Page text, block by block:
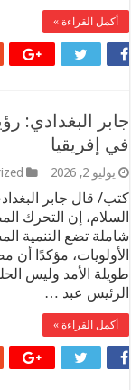
أكمل القراءة »
جابر البغدادي:
في إفريقيا
يوليو 2, 2026
كتب/ قال جابر
السلام، إن التحرك
شاملة تضع التنمية
الأولويات، مؤكدًا أن
طويلة الأمد وليس
الرئيس عبد …
أكمل القراءة »